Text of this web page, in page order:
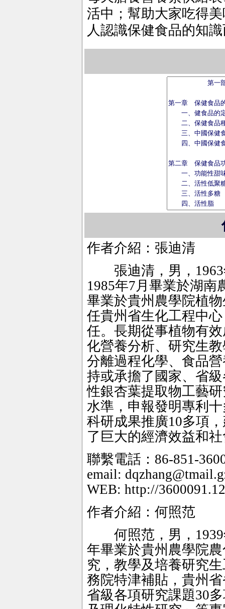
活中；幫助大家吃得
人認識保健食品的知
作者介紹：張迪清
張迪清，男，1963
1985年7月畢業於湖南
畢業於貴州農學院植
任貴州省生化工程中
任。長期從事植物有
化營養分析、研究生
分離過程化學、食品
持或承擔了國家、省
性銀杏葉提取物工藝
水準，申報發明專利
科研成果推廣10多項
了巨大的經濟效益和
聯繫電話：86-851-
email:
WEB: http://
作者介紹：何照范
何照范，男，1939
年畢業於貴州農學院
究，教學及培養研究
務院特津補貼，貴州
省級各項研究課題30